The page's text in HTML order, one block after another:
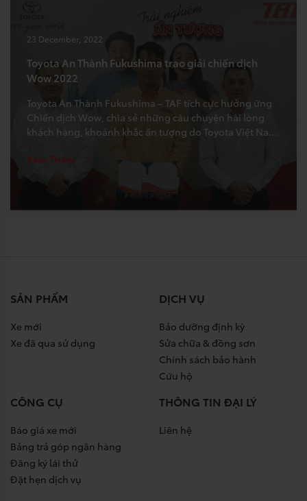
23 December, 2022
Toyota An Thành Fukushima trao giải chiến dịch
Wow 2022
Toyota An Thành Fukushima – TAF tích cực hưởng ứng
Chiến dịch Wow, chia sẻ những câu chuyện hài lòng
khách hàng, khoảnh khắc ấn tượng do Toyota Việt Nam
lòng tháng 10 đã từng được đăng tải đã may mắn dành
Xem Thêm
SẢN PHẨM
Xe mới
Xe đã qua sử dụng
DỊCH VỤ
Bảo dưỡng định kỳ
Sửa chữa & đồng sơn
Chính sách bảo hành
Cứu hộ
CÔNG CỤ
Báo giá xe mới
Bảng trả góp ngân hàng
Đăng ký lái thử
Đặt hẹn dịch vụ
THÔNG TIN ĐẠI LÝ
Liên hệ